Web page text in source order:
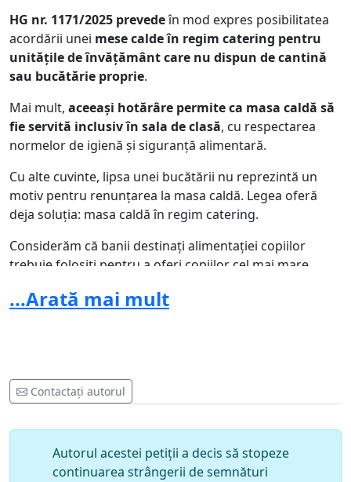
HG nr. 1171/2025 prevedeîn mod expres posibilitatea
acordării unei mese calde în regim catering pentru
unitățile de învățământ care nu dispun de cantină
sau bucătărie proprie.
Mai mult, aceeași hotărâre permite ca masa caldă să
fie servită inclusiv în sala de clasă, cu respectarea
normelor de igienă și siguranță alimentară.
Cu alte cuvinte, lipsa unei bucătării nu reprezintă un
motiv pentru renunțarea la masa caldă. Legea oferă
deja soluția: masa caldă în regim catering.
Considerăm că banii destinați alimentației copiilor
trebuie folosiți pentru a oferi copiilor cel mai mare
respecte spiritul și prevederile Programului Național
utilizarea transparentă a fondurilor publice destinate
acestora.
...Arată mai mult
Contactați autorul
Autorul acestei petiții a decis să stopeze
continuarea strângerii de semnături